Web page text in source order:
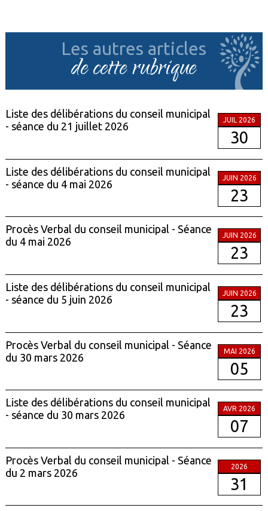
Les autres articles
de cette rubrique
Liste des délibérations du conseil municipal
- séance du 21 juillet 2026
JUIL 2026
30
Liste des délibérations du conseil municipal
- séance du 4 mai 2026
JUIN 2026
23
Procès Verbal du conseil municipal - Séance
du 4 mai 2026
JUIN 2026
23
Liste des délibérations du conseil municipal
- séance du 5 juin 2026
JUIN 2026
23
Procès Verbal du conseil municipal - Séance
du 30 mars 2026
MAI 2026
05
Liste des délibérations du conseil municipal
- séance du 30 mars 2026
AVR 2026
07
Procès Verbal du conseil municipal - Séance
du 2 mars 2026
2026
31